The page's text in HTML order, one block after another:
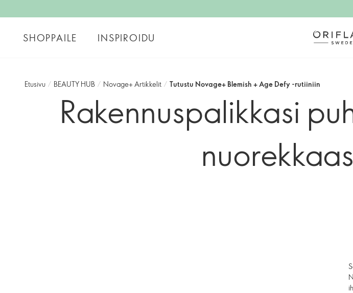
SHOPPAILE INSPIROIDU
Etusivu / BEAUTY HUB / Novage+ Artikkelit / Tutustu Novage+ Blemish + Age Defy -rutiiniin
Rakennuspalikkasi